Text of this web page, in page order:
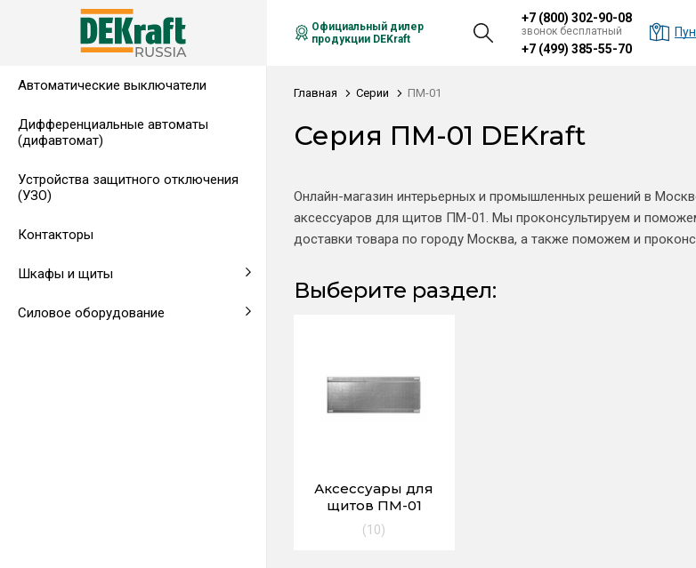
Автоматические выключатели
Дифференциальные автоматы
(дифавтомат)
Устройства защитного отключения
(УЗО)
Контакторы
Шкафы и щиты
Распределительные щиты,
Напольные щиты
Клеммы и комплектующие
Клеммы на DIN-рейку
Аксессуары для щитов
Силовое оборудование
Автоматические выключатели в
Аксессуары
Предохранители
Щитовые приборы
Амперметры
Автоматические воздушные
выключатели
Воздушные автоматические
Официальный дилер
продукции DEKraft
+7 (800) 302-90-08
звонок бесплатный
+7 (499) 385-55-70
Главная Серии ПМ-01
Серия ПМ-01 DEKraft
Онлайн-магазин интерьерных и промышленных решений в
аксессуаров для щитов ПМ-01. Мы проконсультируем и
доставки товара по городу Москва, а также поможем и
Выберите раздел:
Аксессуары для
щитов ПМ-01
(10)